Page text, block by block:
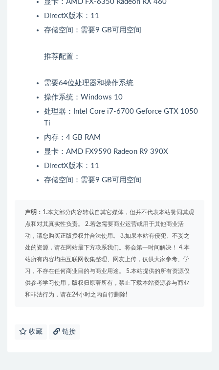
显卡：AMD FX-6350 Radeon RX 460
DirectX版本：11
存储空间：需要9 GB可用空间
推荐配置：
需要64位处理器和操作系统
操作系统：Windows 10
处理器：Intel Core i7-6700 Geforce GTX 1050
Ti
内存：4 GB RAM
显卡：AMD FX9590 Radeon R9 390X
DirectX版本：11
存储空间：需要9 GB可用空间
声明： 1.本文部分内容转载自其它媒体，但并不代表本站赞同其观
点和对其真实性负责。 2.若您需要商业运营或用于其他商业活
动，请您购买正版授权并合法使用。 3.如果本站有侵犯、不妥之
处的资源，请在网站最下方联系我们。将会第一时间解决！ 4.本
站所有内容均由互联网收集整理、网友上传，仅供大家参考、学
习，不存在任何商业目的与商业用途。 5.本站提供的所有资源仅
供参考学习使用，版权归原著所有，禁止下载本站资源参与商业
和非法行为，请在24小时之内自行删除!
收藏 链接